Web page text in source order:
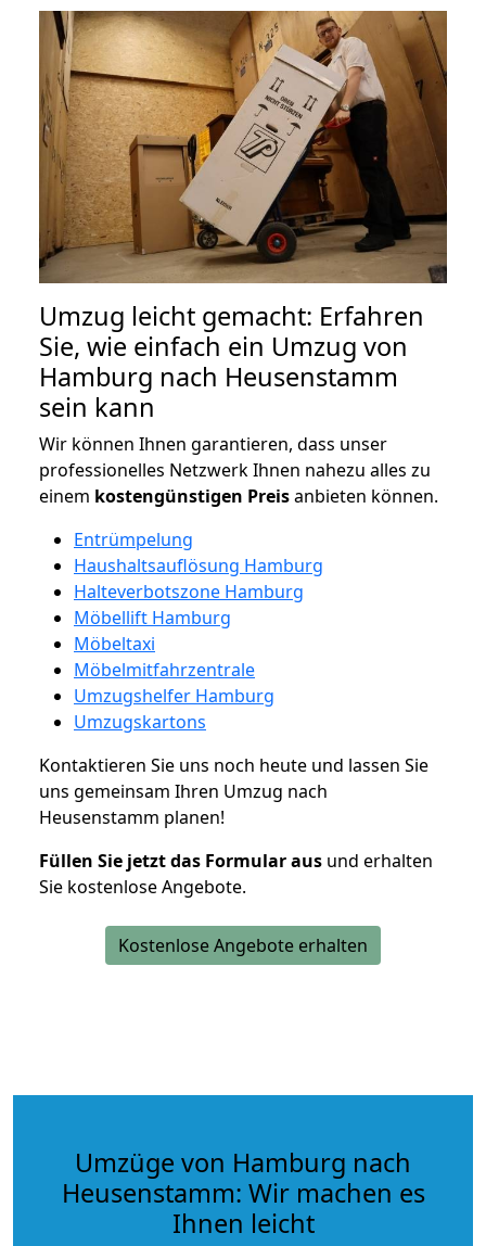
Umzug leicht gemacht: Erfahren
Sie, wie einfach ein Umzug von
Hamburg nach Heusenstamm
sein kann
Wir können Ihnen garantieren, dass unser
professionelles Netzwerk Ihnen nahezu alles zu
einem kostengünstigen Preisanbieten können.
Entrümpelung
Haushaltsauflösung Hamburg
Halteverbotszone Hamburg
Möbellift Hamburg
Möbeltaxi
Möbelmitfahrzentrale
Umzugshelfer Hamburg
Umzugskartons
Kontaktieren Sie uns noch heute und lassen Sie
uns gemeinsam Ihren Umzug nach
Heusenstamm planen!
Füllen Sie jetzt das Formular aus und erhalten
Sie kostenlose Angebote.
Kostenlose Angebote erhalten
Umzüge von Hamburg nach
Heusenstamm: Wir machen es
Ihnen leicht